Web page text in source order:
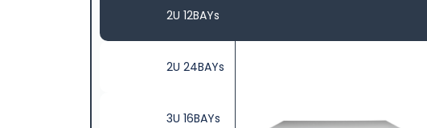
2U 12BAYs
2U 24BAYs
3U 16BAYs